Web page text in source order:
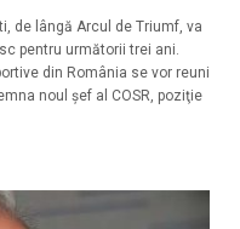
de lângă Arcul de Triumf, va
pentru următorii trei ani.
din România se vor reuni
noul şef al COSR, poziţie